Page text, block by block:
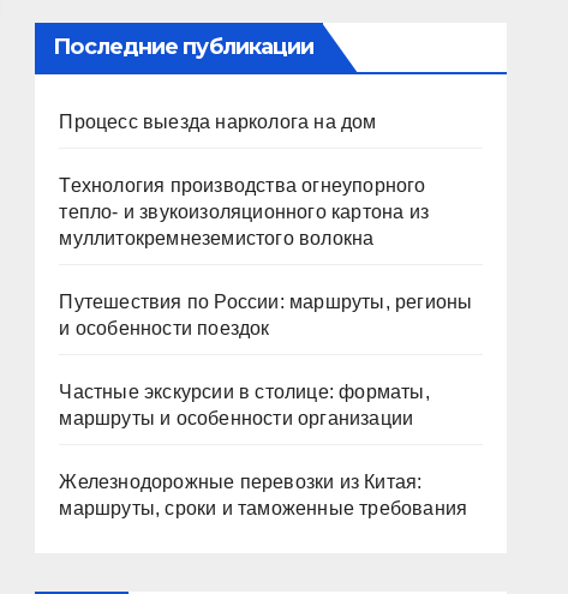
Последние публикации
Процесс выезда нарколога на дом
Технология производства огнеупорного
тепло- и звукоизоляционного картона из
муллитокремнеземистого волокна
Путешествия по России: маршруты, регионы
и особенности поездок
Частные экскурсии в столице: форматы,
маршруты и особенности организации
Железнодорожные перевозки из Китая:
маршруты, сроки и таможенные требования